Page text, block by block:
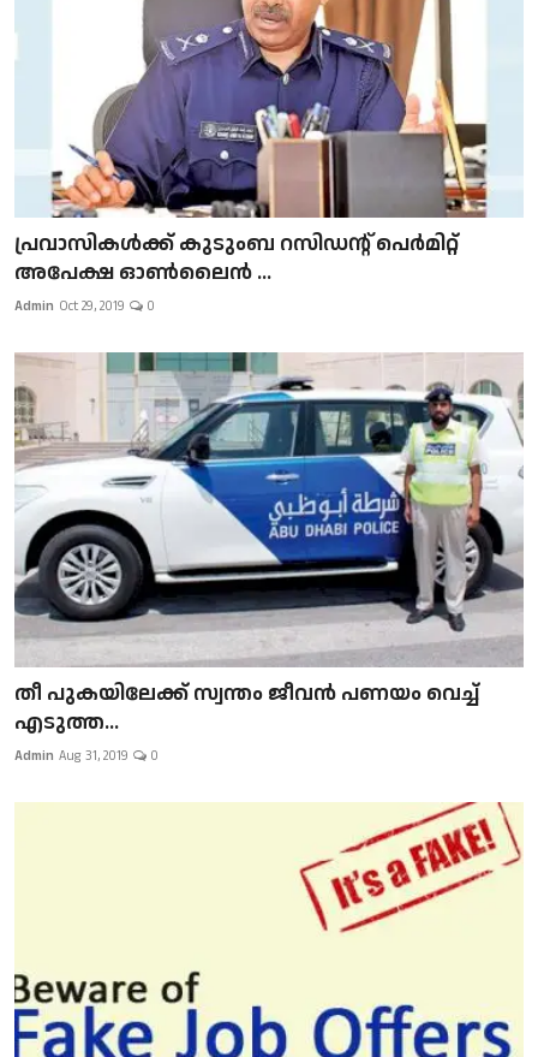
പ്രവാസികള്‍ക്ക് കുടുംബ റസിഡന്റ് പെർമിറ്റ്
അപേക്ഷ ഓൺലൈൻ ...
Admin Oct 29, 2019 0
​​​​​​​തീ പുകയിലേക്ക് സ്വന്തം ജീവന്‍ പണയം വെച്ച്
എടുത്ത...
Admin Aug 31, 2019 0